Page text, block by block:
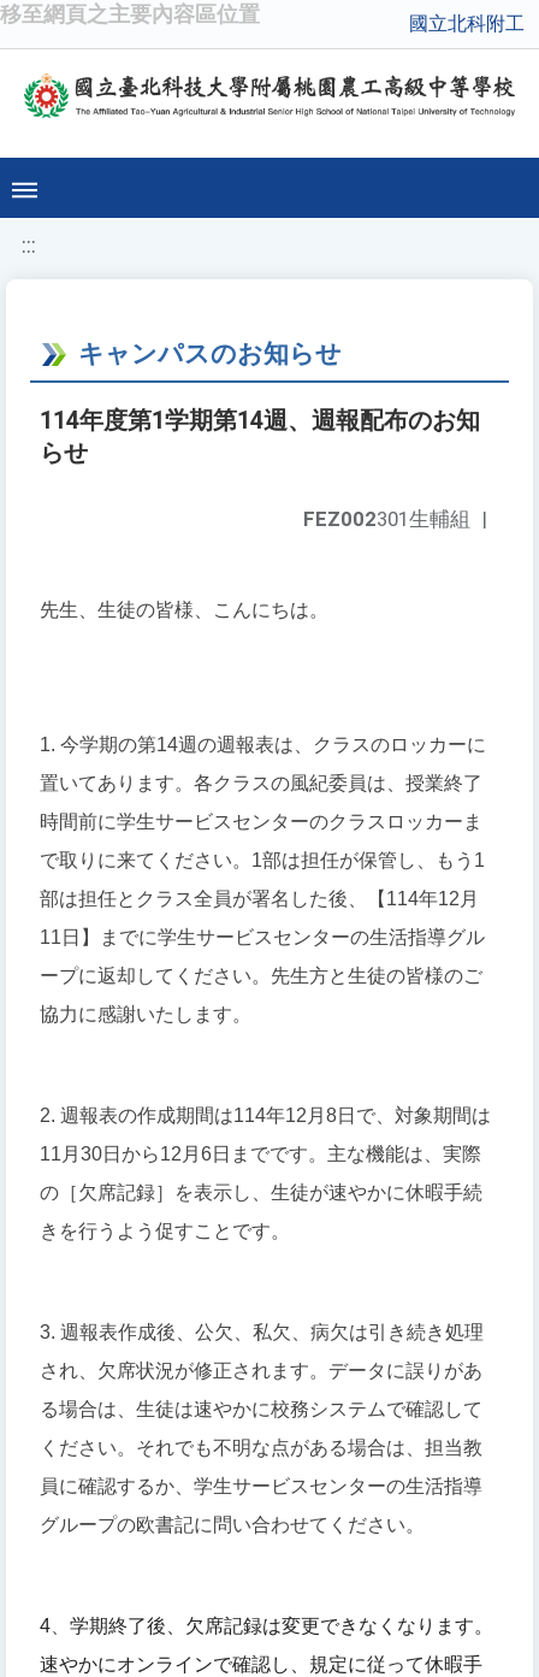
移至網頁之主要內容區位置 國立北科附工
:::
キャンパスのお知らせ
114年度第1学期第14週、週報配布のお知
らせ
FEZ002301生輔組 |
先生、生徒の皆様、こんにちは。
1. 今学期の第14週の週報表は、クラスのロッカーに
置いてあります。各クラスの風紀委員は、授業終了
時間前に学生サービスセンターのクラスロッカーま
で取りに来てください。1部は担任が保管し、もう1
部は担任とクラス全員が署名した後、【114年12月
11日】までに学生サービスセンターの生活指導グル
ープに返却してください。先生方と生徒の皆様のご
協力に感謝いたします。
2. 週報表の作成期間は114年12月8日で、対象期間は
11月30日から12月6日までです。主な機能は、実際
の［欠席記録］を表示し、生徒が速やかに休暇手続
きを行うよう促すことです。
3. 週報表作成後、公欠、私欠、病欠は引き続き処理
され、欠席状況が修正されます。データに誤りがあ
る場合は、生徒は速やかに校務システムで確認して
ください。それでも不明な点がある場合は、担当教
員に確認するか、学生サービスセンターの生活指導
グループの欧書記に問い合わせてください。
4
学期終了後、欠席記録は変更できなくなります。
速やかにオンラインで確認し、規定に従って休暇手